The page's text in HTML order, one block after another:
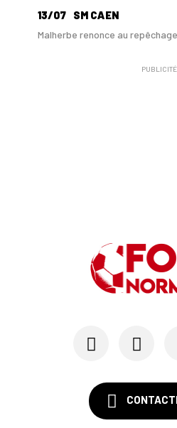
13/07 SM CAEN
Malherbe renonce au
SM CAEN -
Le Rouennais Nassim Titebah
Le Stade Malherbe sur le point
PUBLICITÉ